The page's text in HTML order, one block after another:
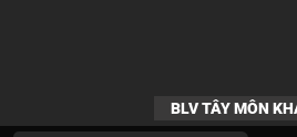
BLV TÂY MÔN